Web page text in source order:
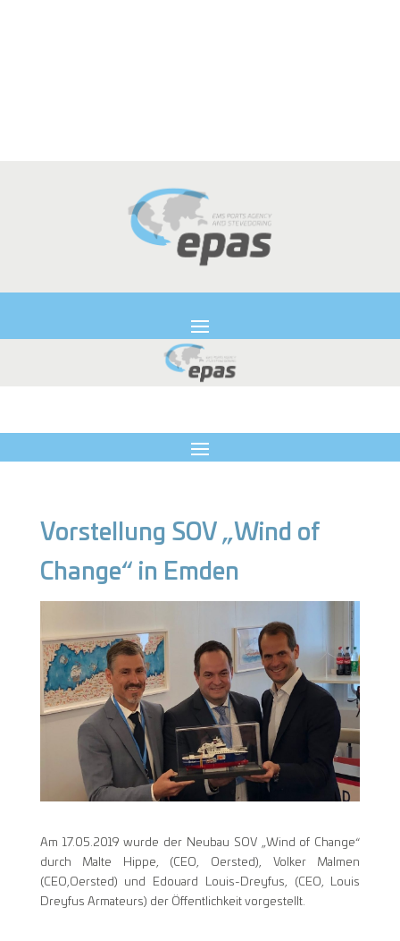
Vorstellung SOV „Wind of
Change“ in Emden
Am 17.05.2019 wurde der Neubau SOV „Wind of Change“
durch Malte Hippe, (CEO, Oersted), Volker Malmen
(CEO,Oersted) und Edouard Louis-Dreyfus, (CEO, Louis
Dreyfus Armateurs) der Öffentlichkeit vorgestellt.